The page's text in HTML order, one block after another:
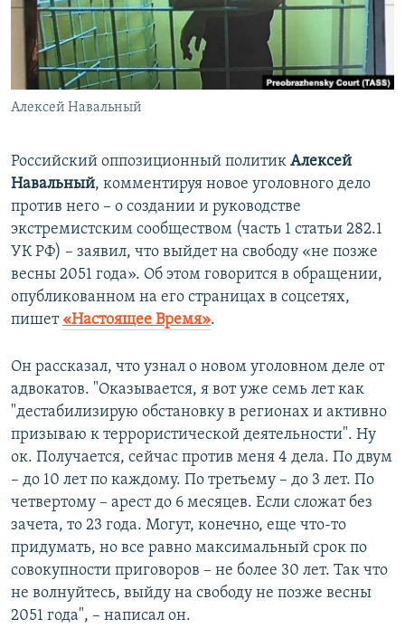
ПОБЕДИТЕЛЕЙ НЕ СУДЯТ?
КРЫМ.НЕПОКОРЕННЫЙ
ELIFBE
УКРАИНСКАЯ ПРОБЛЕМА КРЫМА
ПРИСОЕДИНЯЙТЕСЬ!
Алексей Навальный
Российский оппозиционный политик Алексей
Навальный, комментируя новое уголовного дело
против него – о создании и руководстве
экстремистским сообществом (часть 1 статьи 282.1
УК РФ) – заявил, что выйдет на свободу «не позже
весны 2051 года». Об этом говорится в обращении,
опубликованном на его страницах в соцсетях,
пишет «Настоящее Время».
Он рассказал, что узнал о новом уголовном деле от
адвокатов. "Оказывается, я вот уже семь лет как
"дестабилизирую обстановку в регионах и активно
призываю к террористической деятельности". Ну
ок. Получается, сейчас против меня 4 дела. По двум
– до 10 лет по каждому. По третьему – до 3 лет. По
четвертому – арест до 6 месяцев. Если сложат без
зачета, то 23 года. Могут, конечно, еще что-то
придумать, но все равно максимальный срок по
совокупности приговоров – не более 30 лет. Так что
не волнуйтесь, выйду на свободу не позже весны
2051 года", – написал он.